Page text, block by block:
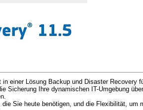
in einer Lösung Backup und Disaster Recovery
Sicherung Ihre dynamischen IT-Umgebung
Sie heute benötigen, und die Flexibilität, um